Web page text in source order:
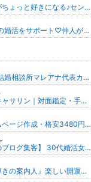
なんでもない毎日がちょっと好きになる♪センスのいらないオシャレのルール！
【大阪】30代女性の婚活をサポート♡仲人が教える“選ばれる私”のつくり方
森永知樹/札幌市の結婚相談所マレアナ代表カウンセラー
大阪の手相鑑定士キャサリン｜対面鑑定・手相スクールを主宰/50代からの起業/占い・スピリチュアル
個人事業主のホームページ作成・格安3480円のみ｜地域の集客さいとやドットコム
【結婚相談所専門のブログ集客】 30代婚活女子の心をつかんで、売上アップを叶える文章術
『笑顔咲く癒しと導きの案内人』楽しい開運方法をお話ししています♡